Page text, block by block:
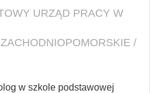
URZĄD PRACY W
/
w szkole podstawowej